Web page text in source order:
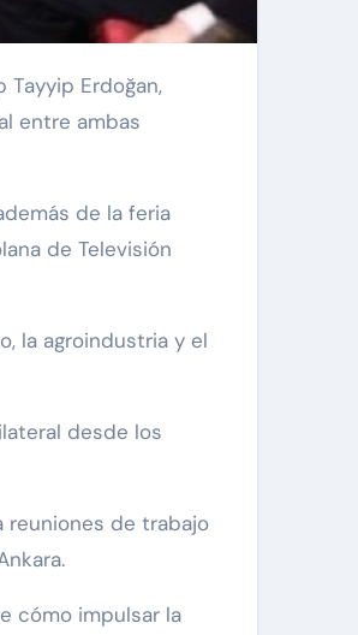
entre ambas
de la feria
de Televisión
la agroindustria y el
desde los
reuniones de trabajo
cómo impulsar la